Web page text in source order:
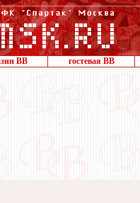
ВВ гостевая ВВ